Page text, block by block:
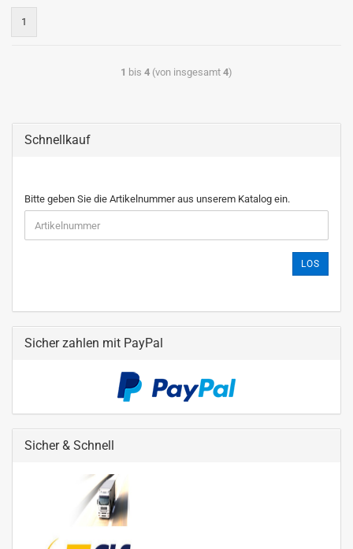
1
1 bis 4 (von insgesamt 4)
Schnellkauf
Bitte geben Sie die Artikelnummer aus unserem Katalog ein.
LOS
Sicher zahlen mit PayPal
Sicher & Schnell